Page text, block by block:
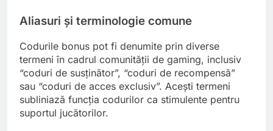
Aliasuri și terminologie comune
Codurile bonus pot fi denumite prin diverse
termeni în cadrul comunității de gaming, inclusiv
“coduri de susținător”, “coduri de recompensă”
sau “coduri de acces exclusiv”. Acești termeni
subliniază funcția codurilor ca stimulente pentru
suportul jucătorilor.